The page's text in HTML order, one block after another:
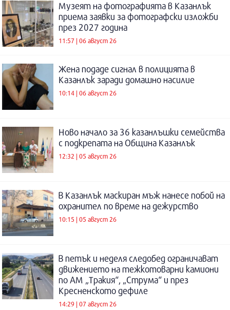
Музеят на фотографията в Казанлък
приема заявки за фотографски изложби
през 2027 година
11:57 | 06 август 26
Жена подаде сигнал в полицията в
Казанлък заради домашно насилие
10:14 | 06 август 26
Ново начало за 36 казанлъшки семейства
с подкрепата на Община Казанлък
12:32 | 05 август 26
В Казанлък маскиран мъж нанесе побой на
охранител по време на дежурство
10:15 | 05 август 26
В петък и неделя следобед ограничават
движението на тежкотоварни камиони
по АМ „Тракия“, „Струма“ и през
Кресненското дефиле
14:29 | 07 август 26